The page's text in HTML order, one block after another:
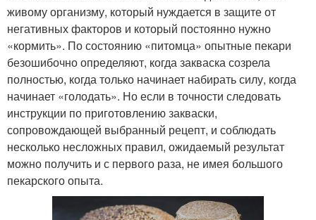
живому организму, который нуждается в защите от
негативных факторов и который постоянно нужно
«кормить». По состоянию «питомца» опытные пекари
безошибочно определяют, когда закваска созрела
полностью, когда только начинает набирать силу, когда
начинает «голодать». Но если в точности следовать
инструкции по приготовлению закваски,
сопровождающей выбранный рецепт, и соблюдать
несколько несложных правил, ожидаемый результат
можно получить и с первого раза, не имея большого
пекарского опыта.